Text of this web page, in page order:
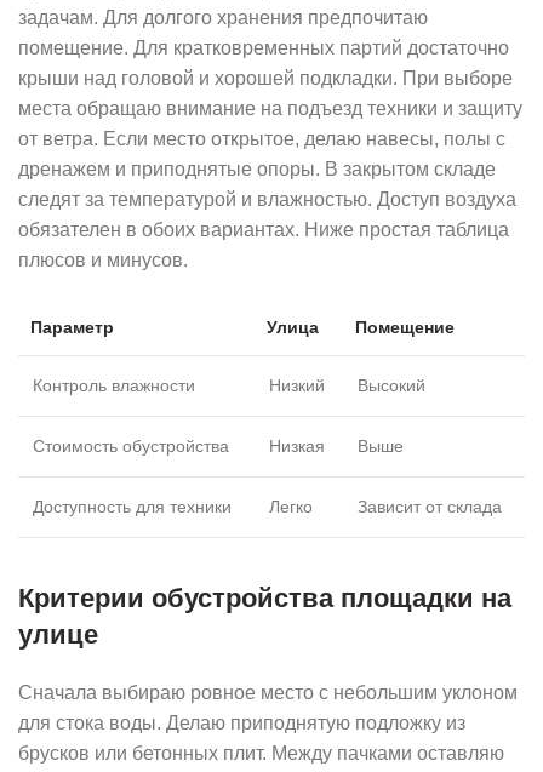
задачам. Для долгого хранения предпочитаю
помещение. Для кратковременных партий достаточно
крыши над головой и хорошей подкладки. При выборе
места обращаю внимание на подъезд техники и защиту
от ветра. Если место открытое, делаю навесы, полы с
дренажем и приподнятые опоры. В закрытом складе
следят за температурой и влажностью. Доступ воздуха
обязателен в обоих вариантах. Ниже простая таблица
плюсов и минусов.
Параметр Улица Помещение
Контроль влажности Низкий Высокий
Стоимость обустройства Низкая Выше
Доступность для техники Легко Зависит от склада
Критерии обустройства площадки на
улице
Сначала выбираю ровное место с небольшим уклоном
для стока воды. Делаю приподнятую подложку из
брусков или бетонных плит. Между пачками оставляю